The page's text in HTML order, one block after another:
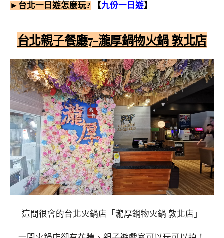
►台北一日遊怎麼玩? 【九份一日遊】
台北親子餐廳7-瀧厚鍋物火鍋 敦北店
這間很會的台北火鍋店「瀧厚鍋物火鍋 敦北店」